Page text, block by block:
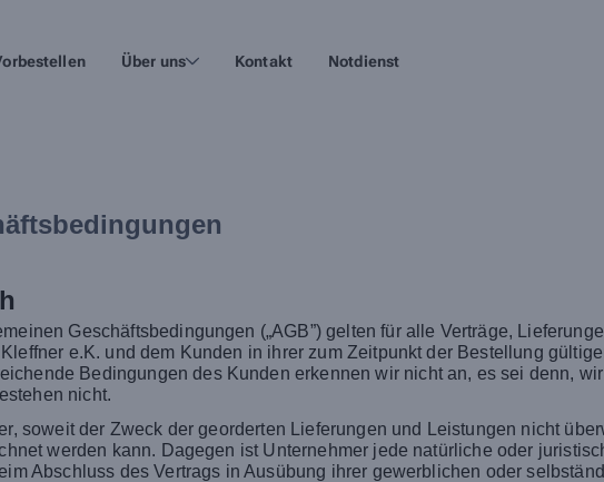
Über uns Kontakt Notdienst
Geschäftsbedingungen („AGB”) gelten für alle Verträge,
e.K. und dem Kunden in ihrer zum Zeitpunkt der Bestellung
Bedingungen des Kunden erkennen wir nicht an, es sei denn,
nicht.
soweit der Zweck der georderten Lieferungen und Leistungen nicht
werden kann. Dagegen ist Unternehmer jede natürliche oder
Abschluss des Vertrags in Ausübung ihrer gewerblichen oder